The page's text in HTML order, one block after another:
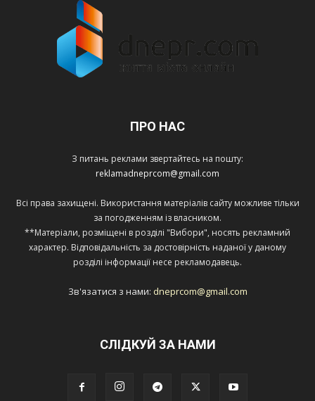
ПРО НАС
З питань реклами звертайтесь на пошту:
reklamadneprcom@gmail.com
Всі права захищені. Використання матеріалів сайту можливе тільки
за погодженням із власником.
**Матеріали, розміщені в розділі "Вибори", носять рекламний
характер. Відповідальність за достовірність наданої у даному
розділі інформації несе рекламодавець.
Зв'язатися з нами: dneprcom@gmail.com
СЛІДКУЙ ЗА НАМИ